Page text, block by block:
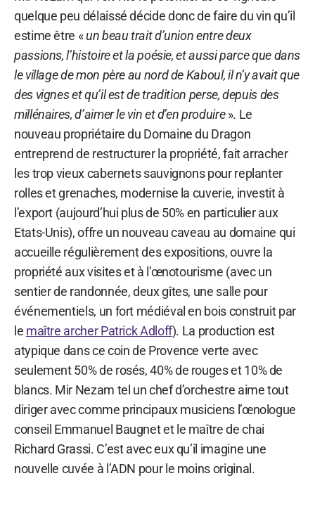
quelque peu délaissé décide donc de faire du vin qu’il
estime être «un beau trait d’union entre deux
passions, l’histoire et la poésie, et aussi parce que dans
le village de mon père au nord de Kaboul, il n’y avait que
des vignes et qu’il est de tradition perse, depuis des
millénaires, d’aimer le vin et d’en produire». Le
nouveau propriétaire du Domaine du Dragon
entreprend de restructurer la propriété, fait arracher
les trop vieux cabernets sauvignons pour replanter
rolles et grenaches, modernise la cuverie, investit à
l’export (aujourd’hui plus de 50% en particulier aux
Etats-Unis), offre un nouveau caveau au domaine qui
accueille régulièrement des expositions, ouvre la
propriété aux visites et à l’œnotourisme (avec un
sentier de randonnée, deux gîtes, une salle pour
événementiels, un fort médiéval en bois construit par
le maître archer Patrick Adloff). La production est
atypique dans ce coin de Provence verte avec
seulement 50% de rosés, 40% de rouges et 10% de
blancs. Mir Nezam tel un chef d’orchestre aime tout
diriger avec comme principaux musiciens l’œnologue
conseil Emmanuel Baugnet et le maître de chai
Richard Grassi. C’est avec eux qu’il imagine une
nouvelle cuvée à l’ADN pour le moins original.